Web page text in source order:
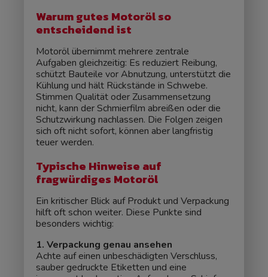
Warum gutes Motoröl so
entscheidend ist
Motoröl übernimmt mehrere zentrale
Aufgaben gleichzeitig: Es reduziert Reibung,
schützt Bauteile vor Abnutzung, unterstützt die
Kühlung und hält Rückstände in Schwebe.
Stimmen Qualität oder Zusammensetzung
nicht, kann der Schmierfilm abreißen oder die
Schutzwirkung nachlassen. Die Folgen zeigen
sich oft nicht sofort, können aber langfristig
teuer werden.
Typische Hinweise auf
fragwürdiges Motoröl
Ein kritischer Blick auf Produkt und Verpackung
hilft oft schon weiter. Diese Punkte sind
besonders wichtig:
1. Verpackung genau ansehen
Achte auf einen unbeschädigten Verschluss,
sauber gedruckte Etiketten und eine